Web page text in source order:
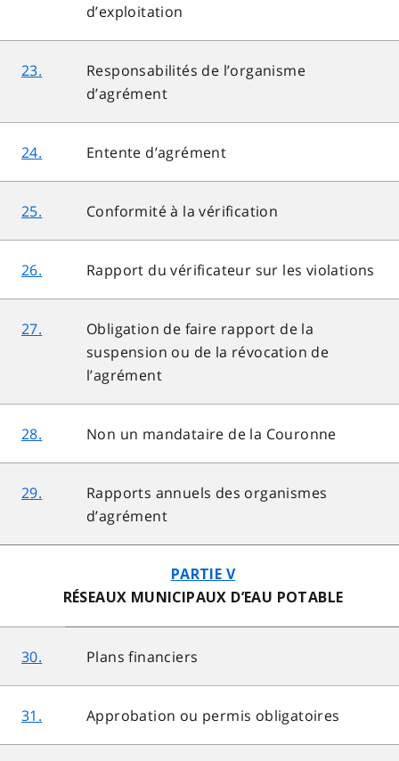
d’exploitation
23.
Responsabilités de l’organisme
d’agrément
24. Entente d’agrément
25. Conformité à la vérification
26. Rapport du vérificateur sur les violations
27.
Obligation de faire rapport de la
suspension ou de la révocation de
l’agrément
28. Non un mandataire de la Couronne
29.
Rapports annuels des organismes
d’agrément
PARTIE V
RÉSEAUX MUNICIPAUX D’EAU POTABLE
30. Plans financiers
31. Approbation ou permis obligatoires